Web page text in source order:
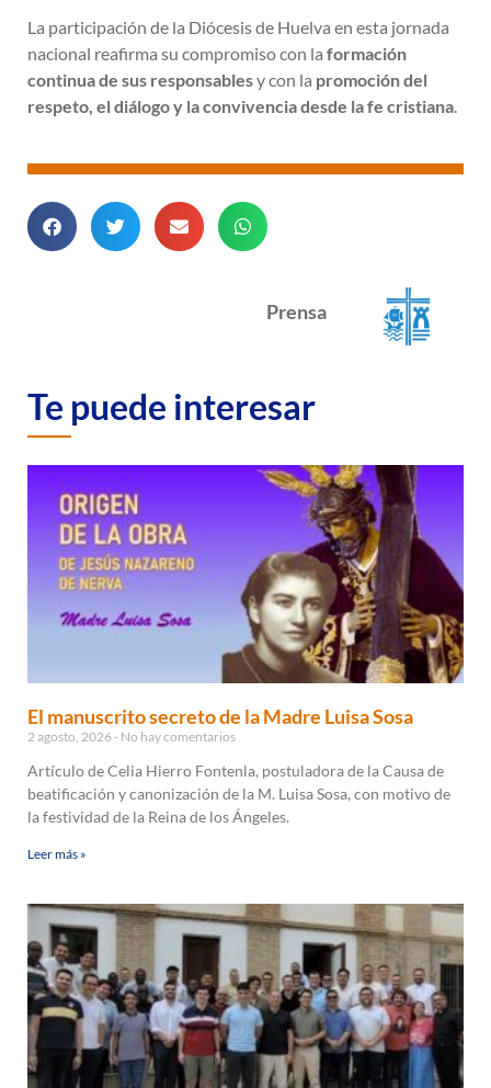
La participación de la Diócesis de Huelva en esta jornada
nacional reafirma su compromiso con la formación
continua de sus responsablesy con la promoción del
respeto, el diálogo y la convivencia desde la fe cristiana.
Prensa
Te puede interesar
El manuscrito secreto de la Madre Luisa Sosa
2 agosto, 2026 No hay comentarios
Artículo de Celia Hierro Fontenla, postuladora de la Causa de
beatificación y canonización de la M. Luisa Sosa, con motivo de
la festividad de la Reina de los Ángeles.
Leer más »